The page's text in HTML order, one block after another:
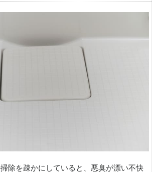
除を疎かにしていると、悪臭が漂い不快